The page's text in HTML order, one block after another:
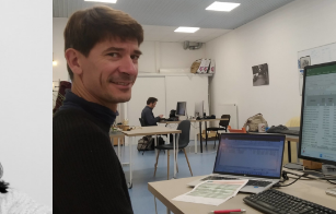
Emmanuel Guay